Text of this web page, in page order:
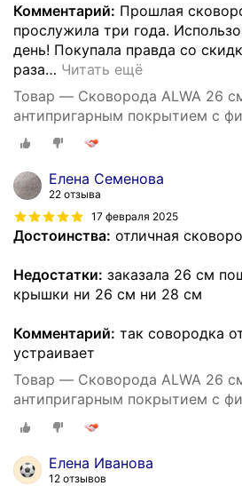
Комментарий: Прошлая
прослужила три года.
день! Покупала правда со
раза… Читать ещё
Товар — Cковорода ALWA 26
антипригарным покрытием с
ручкой цвет мрамор
Елена Семенова
22 отзыва
17 февраля 2025
Достоинства: отличная
Недостатки: заказала 26 см
крышки ни 26 см ни 28 см
Комментарий: так совородка
устраивает
Товар — Cковорода ALWA 26
антипригарным покрытием с
ручкой цвет мрамор
Елена Иванова
12 отзывов